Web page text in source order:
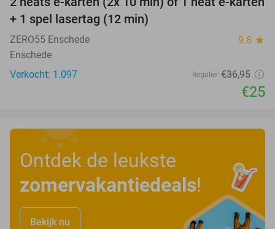
32%
+ 1 spel lasertag (12 min)
ZERO55 Enschede 9.8 star
Enschede
Verkocht: 1.097
Regulier €36,95
€25
Ontdek de leukste
zomervakantiedeals!
Bekijk nu